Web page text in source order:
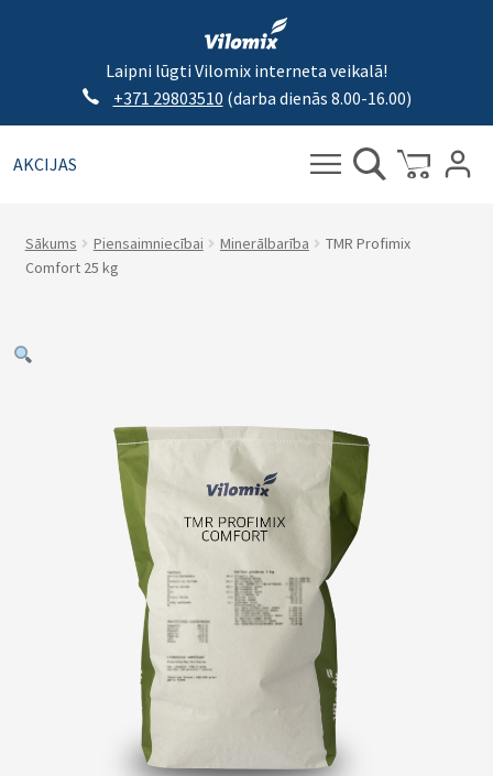
Laipni lūgti Vilomix interneta veikalā!
+371 29803510 (darba dienās 8.00-16.00)
AKCIJAS
Sākums
Piensaimniecībai Minerālbarība
TMR Profimix
Comfort 25 kg